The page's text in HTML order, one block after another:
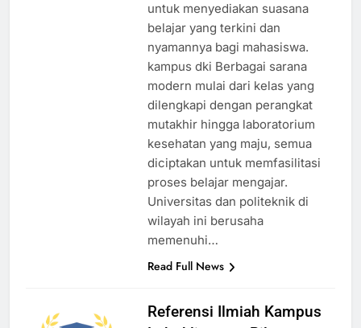
untuk menyediakan suasana
belajar yang terkini dan
nyamannya bagi mahasiswa.
kampus dki Berbagai sarana
modern mulai dari kelas yang
dilengkapi dengan perangkat
mutakhir hingga laboratorium
kesehatan yang maju, semua
diciptakan untuk memfasilitasi
proses belajar mengajar.
Universitas dan politeknik di
wilayah ini berusaha
memenuhi…
Read Full News
Referensi Ilmiah Kampus